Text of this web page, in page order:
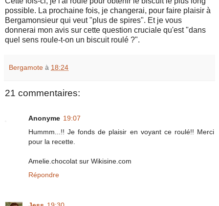
possible. La prochaine fois, je changerai, pour faire plaisir à
Bergamonsieur qui veut "plus de spires". Et je vous
donnerai mon avis sur cette question cruciale qu'est "dans
quel sens roule-t-on un biscuit roulé ?".
Bergamote à 18:24
21 commentaires:
Anonyme 19:07
Hummm...!! Je fonds de plaisir en voyant ce roulé!! Merci
pour la recette.
Amelie.chocolat sur Wikisine.com
Répondre